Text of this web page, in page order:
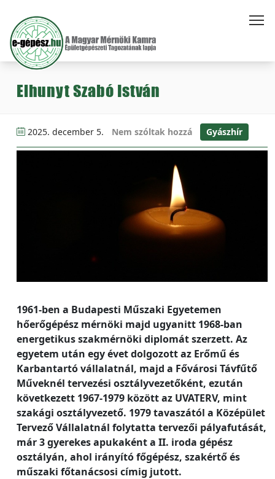
Elhunyt Szabó István
2025. december 5. Nem szóltak hozzá Gyászhír
1961-ben a Budapesti Műszaki Egyetemen
hőerőgépész mérnöki majd ugyanitt 1968-ban
energetikus szakmérnöki diplomát szerzett. Az
egyetem után egy évet dolgozott az Erőmű és
Karbantartó vállalatnál, majd a Fővárosi Távfűtő
Műveknél tervezési osztályvezetőként, ezután
következett 1967-1979 között az UVATERV, mint
szakági osztályvezető. 1979 tavaszától a Középület
Tervező Vállalatnál folytatta tervezői pályafutását,
már 3 gyerekes apukaként a II. iroda gépész
osztályán, ahol irányító főgépész, szakértő és
műszaki főtanácsosi címig jutott.